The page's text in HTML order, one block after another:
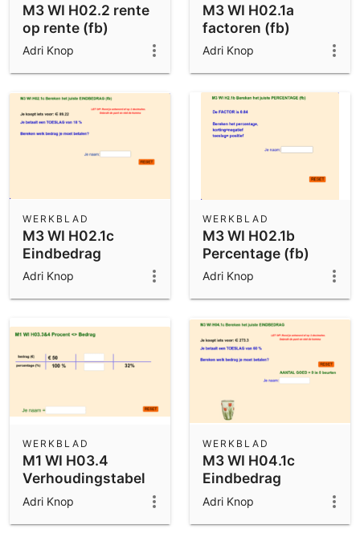
M3 WI H02.2 rente
op rente (fb)
Adri Knop
M3 WI H02.1a
factoren (fb)
Adri Knop
M3 WI H02.1c
Eindbedrag
berekenen (fb)
WERKBLAD
Adri Knop
M3 WI H02.1b
Percentage (fb)
WERKBLAD
Adri Knop
M1 WI H03.4
Verhoudingstabel
WERKBLAD
Adri Knop
M3 WI H04.1c
Eindbedrag
berekenen
WERKBLAD
Adri Knop